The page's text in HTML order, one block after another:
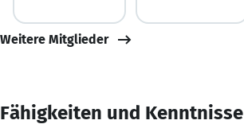
Weitere Mitglieder
Fähigkeiten und Kenntnisse